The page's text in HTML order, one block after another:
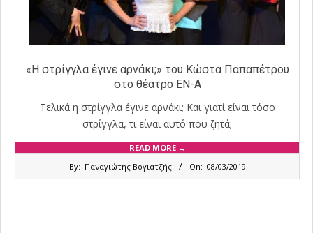
«Η στρίγγλα έγινε αρνάκι;» του Κώστα Παπαπέτρου
στο θέατρο ΕΝ-Α
Τελικά η στρίγγλα έγινε αρνάκι; Και γιατί είναι τόσο
στρίγγλα, τι είναι αυτό που ζητά;
READ MORE →
By: Παναγιώτης Βογιατζής On: 08/03/2019